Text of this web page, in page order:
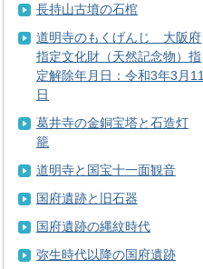
長持山古墳の石棺
道明寺のもくげんじ 大阪府
指定文化財（天然記念物）指
定解除年月日：令和3年3月11
日
葛井寺の金銅宝塔と石造灯
籠
道明寺と国宝十一面観音
国府遺跡と旧石器
国府遺跡の縄紋時代
弥生時代以降の国府遺跡